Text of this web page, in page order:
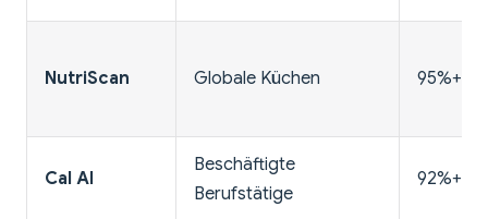
NutriScan Globale Küchen 95%+
Cal AI
Beschäftigte
Berufstätige
92%+